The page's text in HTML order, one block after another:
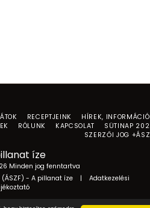
íze
Minden jog fenntartva
- A pillanat íze| Adatkezelési
RECEPTJEINK
HÍREK,
RÓLUNK KAPCSOLAT
SÜTINAP
SZERZŐI JOG